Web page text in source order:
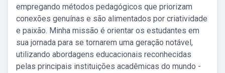
empregando métodos pedagógicos que priorizam
conexões genuínas e são alimentados por criatividade
e paixão. Minha missão é orientar os estudantes em
sua jornada para se tornarem uma geração notável,
utilizando abordagens educacionais reconhecidas
pelas principais instituições acadêmicas do mundo -